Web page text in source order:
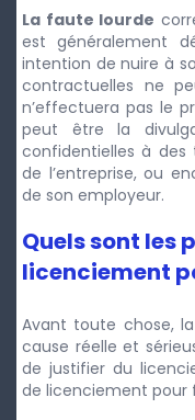
La faute lourde
est généralement
intention de nuire à
contractuelles ne
n’effectuera pas le
peut être la
confidentielles à des
de l’entreprise, ou
de son employeur.
Quels sont les
licenciement
Avant toute chose,
cause réelle et
de justifier du
de licenciement pour